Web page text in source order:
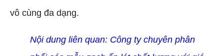
vô cùng đa dạng.
Nội dung liên quan: Công ty chuyên phân